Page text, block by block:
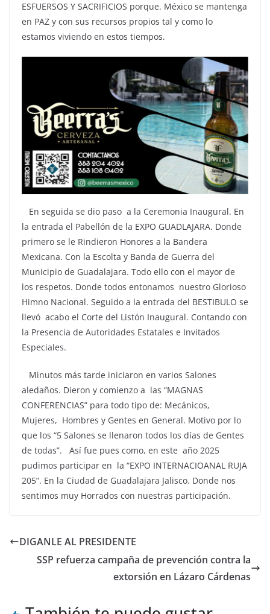
ESFUERSOS Y SACRIFICIOS porque. México se mantenga
en PAZ y con sus recursos propios tal y como lo
estamos viviendo en estos tiempos.
En seguida se dio paso a la Ceremonia Inaugural. En
la entrada el Pabellón de la EXPO GUADLAJARA. Donde
primero se le Rindieron Honores a la Bandera
Mexicana. Con la Escolta y Banda de Guerra del
Municipio de Guadalajara. Todo ello con el mayor de
los respetos. Donde todos entonamos nuestro Glorioso
Himno Nacional. Seguido a la entrada del BESTIBULO se
llevó acabo el Corte del Listón Inaugural. Contando con
la Presencia de Autoridades Estatales e Invitados
Especiales.
Minutos más tarde iniciaron en varios Salones
aledaños. Dieron y comienzo a las “MAGNAS
CONFERENCIAS” para todo tipo de: Mecánicos,
Mujeres, Hombres y Gentes en General. Motivo por lo
que los “5 Salones se llenaron todos los días de Gentes
de todas”. Así fue pues como, en este año 2025
pudimos participar en la “EXPO INTERNACIOANAL RUJA
205”. En la Ciudad de Guadalajara Jalisco. Donde nos
sentimos muy Horrados con nuestras participación.
DIGANLE AL PRESIDENTE
SSP refuerza campaña de prevención contra la
extorsión en Lázaro Cárdenas